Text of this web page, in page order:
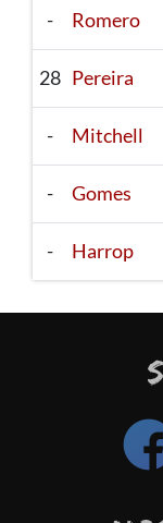
- Romero
28 Pereira
- Mitchell
- Gomes
- Harrop